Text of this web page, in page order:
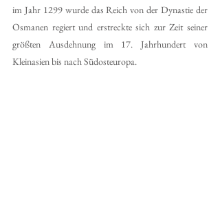
im Jahr 1299 wurde das Reich von der Dynastie der
Osmanen regiert und erstreckte sich zur Zeit seiner
größten Ausdehnung im 17. Jahrhundert von
Kleinasien bis nach Südosteuropa.